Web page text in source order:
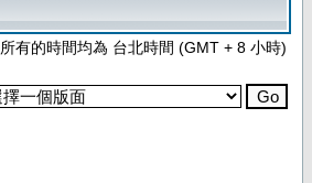
所有的時間均為 台北時間 (GMT + 8 小時)